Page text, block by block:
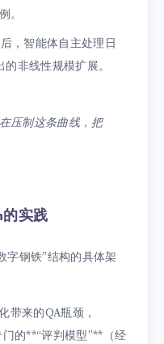
。
，智能体自主处理日
非线性规模扩展。
压制这条曲线，把
实践
字钢铁”结构的具体架
带来的QA瓶颈，
的**“评判模型”**（经